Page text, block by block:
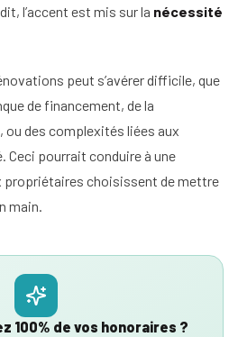
l’accent est mis sur la nécessité
peut s’avérer difficile, que
de financement, de la
des complexités liées aux
pourrait conduire à une
propriétaires choisissent de mettre
main.
100% de vos honoraires ?